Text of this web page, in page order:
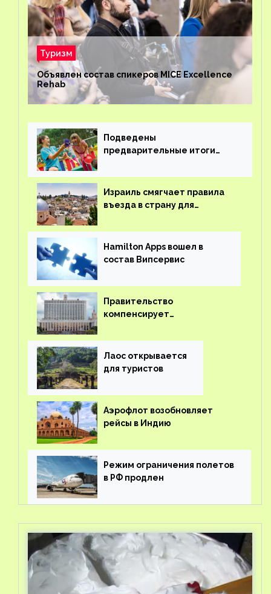
Туризм
Объявлен состав спикеров MICE Excellence
Rehab
Подведены
предварительные итоги
Израиль смягчает правила
въезда в страну для
Hamilton Apps вошел в
состав Випсервис
Правительство
компенсирует
вывоз россиян из-за рубежа
Лаос открывается
для туристов
Аэрофлот возобновляет
рейсы в Индию
Режим ограничения полетов
в РФ продлен